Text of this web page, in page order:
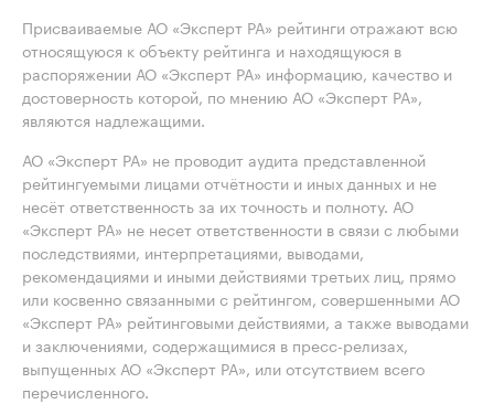
Присваиваемые АО «Эксперт РА» рейтинги отражают всю
относящуюся к объекту рейтинга и находящуюся в
распоряжении АО «Эксперт РА» информацию, качество и
достоверность которой, по мнению АО «Эксперт РА»,
являются надлежащими.
АО «Эксперт РА» не проводит аудита представленной
рейтингуемыми лицами отчётности и иных данных и не
несёт ответственность за их точность и полноту. АО
«Эксперт РА» не несет ответственности в связи с любыми
последствиями, интерпретациями, выводами,
рекомендациями и иными действиями третьих лиц, прямо
или косвенно связанными с рейтингом, совершенными АО
«Эксперт РА» рейтинговыми действиями, а также выводами
и заключениями, содержащимися в пресс-релизах,
выпущенных АО «Эксперт РА», или отсутствием всего
перечисленного.